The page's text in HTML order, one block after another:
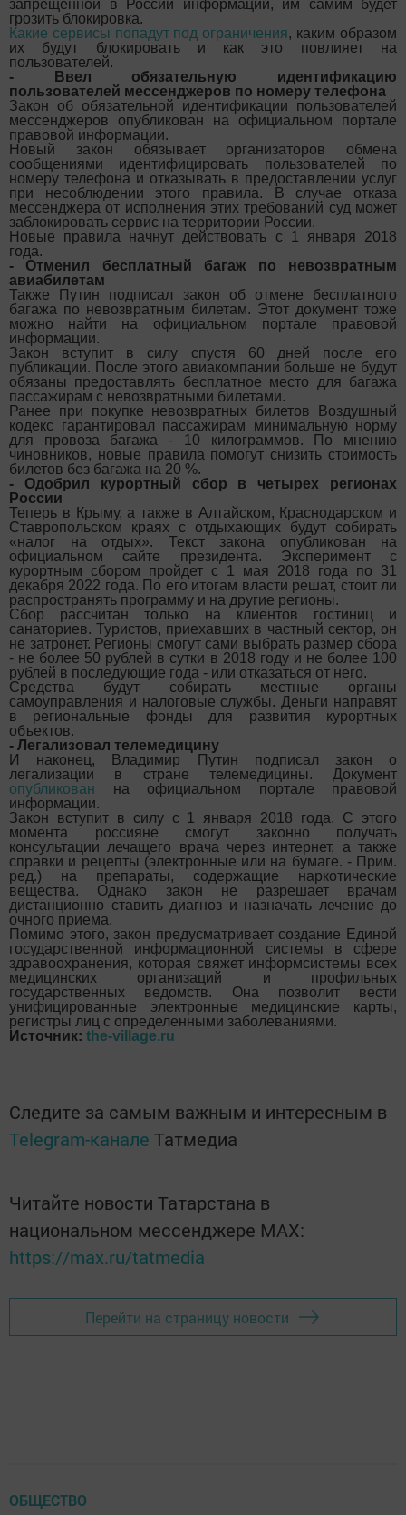
запрещенной в России информации, им самим будет
грозить блокировка.
Какие сервисы попадут под ограничения, каким образом
их будут блокировать и как это повлияет на
пользователей.
- Ввел обязательную идентификацию
пользователей мессенджеров по номеру телефона
Закон об обязательной идентификации пользователей
мессенджеров опубликован на официальном портале
правовой информации.
Новый закон обязывает организаторов обмена
сообщениями идентифицировать пользователей по
номеру телефона и отказывать в предоставлении услуг
при несоблюдении этого правила. В случае отказа
мессенджера от исполнения этих требований суд может
заблокировать сервис на территории России.
Новые правила начнут действовать с 1 января 2018
года.
- Отменил бесплатный багаж по невозвратным
авиабилетам
Также Путин подписал закон об отмене бесплатного
багажа по невозвратным билетам. Этот документ тоже
можно найти на официальном портале правовой
информации.
Закон вступит в силу спустя 60 дней после его
публикации. После этого авиакомпании больше не будут
обязаны предоставлять бесплатное место для багажа
пассажирам с невозвратными билетами.
Ранее при покупке невозвратных билетов Воздушный
кодекс гарантировал пассажирам минимальную норму
для провоза багажа - 10 килограммов. По мнению
чиновников, новые правила помогут снизить стоимость
билетов без багажа на 20 %.
- Одобрил курортный сбор в четырех регионах
России
Теперь в Крыму, а также в Алтайском, Краснодарском и
Ставропольском краях с отдыхающих будут собирать
«налог на отдых». Текст закона опубликован на
официальном сайте президента. Эксперимент с
курортным сбором пройдет с 1 мая 2018 года по 31
декабря 2022 года. По его итогам власти решат, стоит ли
распространять программу и на другие регионы.
Сбор рассчитан только на клиентов гостиниц и
санаториев. Туристов, приехавших в частный сектор, он
не затронет. Регионы смогут сами выбрать размер сбора
- не более 50 рублей в сутки в 2018 году и не более 100
рублей в последующие года - или отказаться от него.
Средства будут собирать местные органы
самоуправления и налоговые службы. Деньги направят
в региональные фонды для развития курортных
объектов.
- Легализовал телемедицину
И наконец, Владимир Путин подписал закон о
легализации в стране телемедицины. Документ
опубликован на официальном портале правовой
информации.
Закон вступит в силу с 1 января 2018 года. С этого
момента россияне смогут законно получать
консультации лечащего врача через интернет, а также
справки и рецепты (электронные или на бумаге. - Прим.
ред.) на препараты, содержащие наркотические
вещества. Однако закон не разрешает врачам
дистанционно ставить диагноз и назначать лечение до
очного приема.
Помимо этого, закон предусматривает создание Единой
государственной информационной системы в сфере
здравоохранения, которая свяжет информсистемы всех
медицинских организаций и профильных
государственных ведомств. Она позволит вести
унифицированные электронные медицинские карты,
регистры лиц с определенными заболеваниями.​
Источник: the-village.ru
Следите за самым важным и интересным в
Telegram-канале Татмедиа
Читайте новости Татарстана в
национальном мессенджере MАХ:
https://max.ru/tatmedia
Перейти на страницу новости
ОБЩЕСТВО